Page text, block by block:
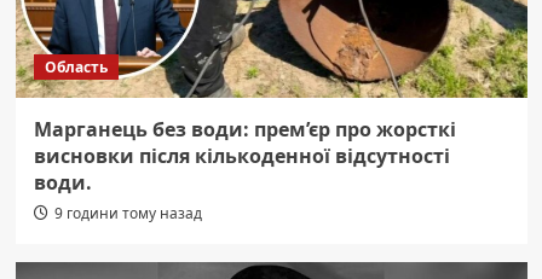
Область
Марганець без води: прем’єр про жорсткі
висновки після кількоденної відсутності
води.
9 години тому назад